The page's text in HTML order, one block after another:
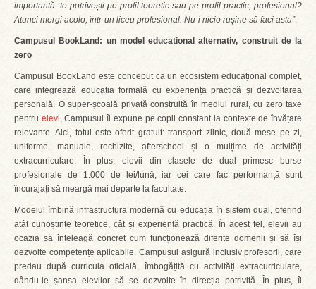
importantă: te potrivești pe profil teoretic sau pe profil practic, profesional?
Atunci mergi acolo, într-un liceu profesional. Nu-i nicio rușine să faci asta”.
Campusul BookLand: un model educational alternativ, construit de la
zero
Campusul BookLand este conceput ca un ecosistem educațional complet,
care integrează educația formală cu experiența practică și dezvoltarea
personală. O super-școală privată construită în mediul rural, cu zero taxe
pentru elevi, Campusul îi expune pe copii constant la contexte de învățare
relevante. Aici, totul este oferit gratuit: transport zilnic, două mese pe zi,
uniforme, manuale, rechizite, afterschool și o mulțime de activități
extracurriculare. În plus, elevii din clasele de dual primesc burse
profesionale de 1.000 de lei/lună, iar cei care fac performanță sunt
încurajați să meargă mai departe la facultate.
Modelul îmbină infrastructura modernă cu educația în sistem dual, oferind
atât cunoștințe teoretice, cât și experiență practică. În acest fel, elevii au
ocazia să înțeleagă concret cum funcționează diferite domenii și să își
dezvolte competențe aplicabile. Campusul asigură inclusiv profesorii, care
predau după curricula oficială, îmbogățită cu activități extracurriculare,
dându-le șansa elevilor să se dezvolte în direcția potrivită. În plus, îi